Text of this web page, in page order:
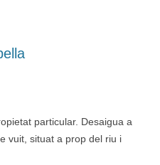
particular. Desaigua a
vuit, situat a prop del riu i